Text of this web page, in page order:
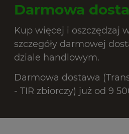
Darmowa
Kup więcej i oszczędzaj
szczegóły darmowej
dziale handlowym.
Darmowa dostawa
- TIR zbiorczy) już od 9